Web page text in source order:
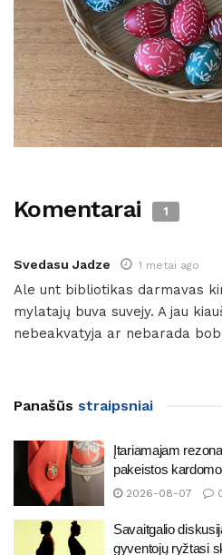
Komentarai 1
Svedasu Jadze 1 metai ago
Ale unt bibliotikas darmavas
mylatajų buva suvejy. A jau
nebeakvatyja ar nebarada
Panašūs straipsniai
Įtariamajam
pakeistos
2026-08-07
Savaitgalio
gyventojų ryžtasi